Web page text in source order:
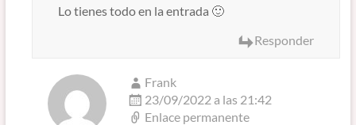
Lo tienes todo en la entrada 🙂
Responder
Frank
23/09/2022 a las 21:42
Enlace permanente